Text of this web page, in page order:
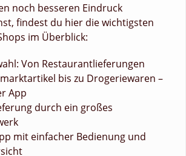
noch besseren Eindruck
findest du hier die wichtigsten
im Überblick:
Von Restaurantlieferungen
bis zu Drogeriewaren –
App
durch ein großes
mit einfacher Bedienung und